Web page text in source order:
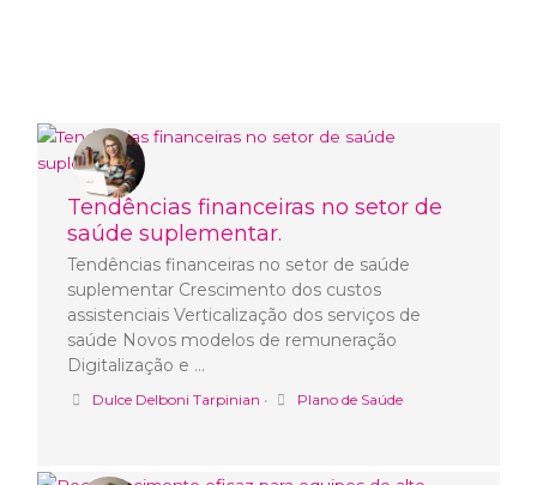
Tendências financeiras no setor de
saúde suplementar.
Tendências financeiras no setor de saúde
suplementar Crescimento dos custos
assistenciais Verticalização dos serviços de
saúde Novos modelos de remuneração
Digitalização e …
Dulce Delboni Tarpinian • Plano de Saúde